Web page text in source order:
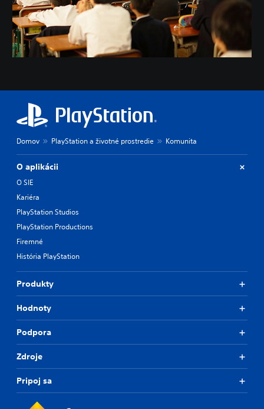
Domov PlayStation a životné prostredie Komunita
O aplikácii
O SIE
Kariéra
PlayStation Studios
PlayStation Productions
Firemné
História PlayStation
Produkty
Hodnoty
Podpora
Zdroje
Pripoj sa